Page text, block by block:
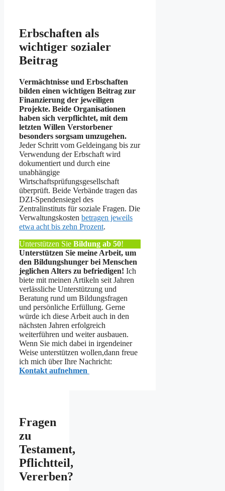
Erbschaften als
wichtiger sozialer
Beitrag
Vermächtnisse und Erbschaften
bilden einen wichtigen Beitrag zur
Finanzierung der jeweiligen
Projekte. Beide Organisationen
haben sich verpflichtet, mit dem
letzten Willen Verstorbener
besonders sorgsam umzugehen.
Jeder Schritt vom Geldeingang bis zur
Verwendung der Erbschaft wird
dokumentiert und durch eine
unabhängige
Wirtschaftsprüfungsgesellschaft
überprüft. Beide Verbände tragen das
DZI-Spendensiegel des
Zentralinstituts für soziale Fragen. Die
Verwaltungskosten betragen jeweils
etwa acht bis zehn Prozent.
Unterstützen Sie Bildung ab 50!
Unterstützen Sie meine Arbeit, um
den Bildungshunger bei Menschen
jeglichen Alters zu befriedigen! Ich
biete mit meinen Artikeln seit Jahren
verlässliche Unterstützung und
Beratung rund um Bildungsfragen
und persönliche Erfüllung. Gerne
würde ich diese Arbeit auch in den
nächsten Jahren erfolgreich
weiterführen und weiter ausbauen.
Wenn Sie mich dabei in irgendeiner
Weise unterstützen wollen,dann freue
ich mich über Ihre Nachricht:
Kontakt aufnehmen
Fragen
zu
Testament,
Pflichtteil,
Vererben?